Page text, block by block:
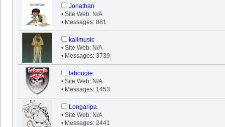
Jonathan
• Site Web: N/A
• Messages: 881
kalimusic
• Site Web: N/A
• Messages: 3739
labougie
• Site Web: N/A
• Messages: 1453
Longaripa
• Site Web: N/A
• Messages: 2441